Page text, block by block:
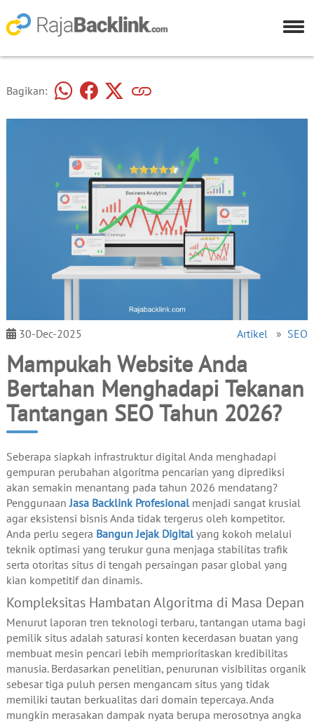
Bagikan:
30-Dec-2025 Artikel » SEO
Mampukah Website Anda
Bertahan Menghadapi Tekanan
Tantangan SEO Tahun 2026?
Seberapa siapkah infrastruktur digital Anda menghadapi
gempuran perubahan algoritma pencarian yang diprediksi
akan semakin menantang pada tahun 2026 mendatang?
PenggunaanJasa Backlink Profesionalmenjadi sangat krusial
agar eksistensi bisnis Anda tidak tergerus oleh kompetitor.
Anda perlu segera Bangun Jejak Digitalyang kokoh melalui
teknik optimasi yang terukur guna menjaga stabilitas trafik
serta otoritas situs di tengah persaingan pasar global yang
kian kompetitif dan dinamis.
Kompleksitas Hambatan Algoritma di Masa Depan
Menurut laporan tren teknologi terbaru, tantangan utama bagi
pemilik situs adalah saturasi konten kecerdasan buatan yang
membuat mesin pencari lebih memprioritaskan kredibilitas
manusia. Berdasarkan penelitian, penurunan visibilitas organik
sebesar tiga puluh persen mengancam situs yang tidak
memiliki tautan berkualitas dari domain tepercaya. Anda
mungkin merasakan dampak nyata berupa merosotnya angka